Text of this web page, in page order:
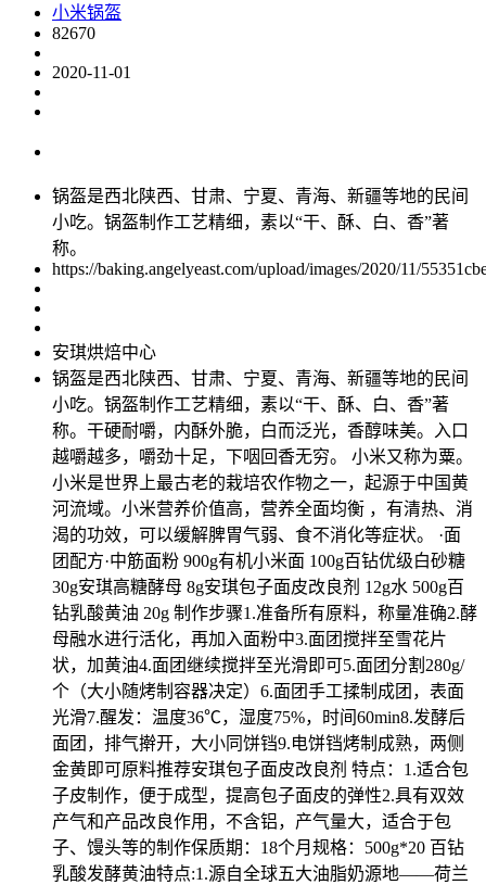
小米锅盔
82670
2020-11-01
锅盔是西北陕西、甘肃、宁夏、青海、新疆等地的民间
小吃。锅盔制作工艺精细，素以“干、酥、白、香”著
称。
https://baking.angelyeast.com/upload/images/2020/11/
安琪烘焙中心
锅盔是西北陕西、甘肃、宁夏、青海、新疆等地的民间
小吃。锅盔制作工艺精细，素以“干、酥、白、香”著
称。干硬耐嚼，内酥外脆，白而泛光，香醇味美。入口
越嚼越多，嚼劲十足，下咽回香无穷。 小米又称为粟。
小米是世界上最古老的栽培农作物之一，起源于中国黄
河流域。小米营养价值高，营养全面均衡 ，有清热、消
渴的功效，可以缓解脾胃气弱、食不消化等症状。 ·面
团配方·中筋面粉 900g有机小米面 100g百钻优级白砂糖
30g安琪高糖酵母 8g安琪包子面皮改良剂 12g水 500g百
钻乳酸黄油 20g 制作步骤1.准备所有原料，称量准确2.酵
母融水进行活化，再加入面粉中3.面团搅拌至雪花片
状，加黄油4.面团继续搅拌至光滑即可5.面团分割280g/
个（大小随烤制容器决定）6.面团手工揉制成团，表面
光滑7.醒发：温度36℃，湿度75%，时间60min8.发酵后
面团，排气擀开，大小同饼铛9.电饼铛烤制成熟，两侧
金黄即可原料推荐安琪包子面皮改良剂 特点：1.适合包
子皮制作，便于成型，提高包子面皮的弹性2.具有双效
产气和产品改良作用，不含铝，产气量大，适合于包
子、馒头等的制作保质期：18个月规格：500g*20 百钻
乳酸发酵黄油特点:1.源自全球五大油脂奶源地——荷兰